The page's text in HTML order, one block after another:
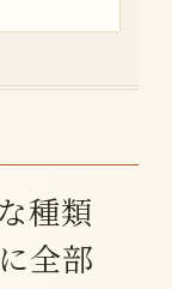
種類
全部